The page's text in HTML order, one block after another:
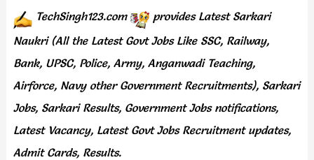
TechSingh123.com provides Latest Sarkari
Naukri (All the Latest Govt Jobs Like SSC, Railway,
Bank, UPSC, Police, Army, Anganwadi Teaching,
Airforce, Navy other Government Recruitments), Sarkari
Jobs, Sarkari Results, Government Jobs notifications,
Latest Vacancy, Latest Govt Jobs Recruitment updates,
Admit Cards, Results.